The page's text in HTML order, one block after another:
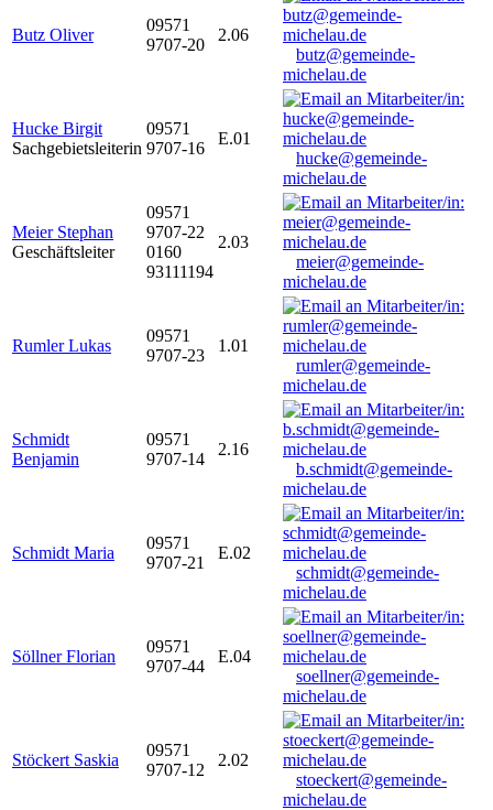
Butz Oliver
09571
9707-20
2.06
butz@gemeinde-
michelau.de
Hucke Birgit
Sachgebietsleiterin
09571
9707-16
E.01
hucke@gemeinde-
michelau.de
Meier Stephan
Geschäftsleiter
09571
9707-22
0160
93111194
2.03
meier@gemeinde-
michelau.de
Rumler Lukas
09571
9707-23
1.01
rumler@gemeinde-
michelau.de
Schmidt
Benjamin
09571
9707-14
2.16
b.schmidt@gemeinde-
michelau.de
Schmidt Maria
09571
9707-21
E.02
schmidt@gemeinde-
michelau.de
Söllner Florian
09571
9707-44
E.04
soellner@gemeinde-
michelau.de
Stöckert Saskia
09571
9707-12
2.02
stoeckert@gemeinde-
michelau.de